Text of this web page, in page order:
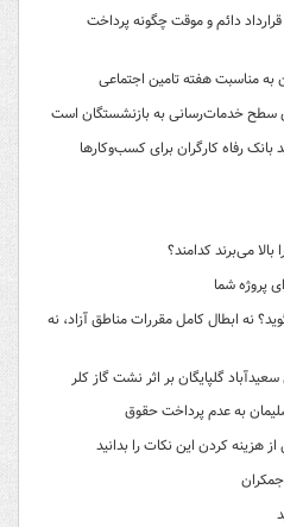
دائم و موقت چگونه پرداخت
به مناسبت هفته تامین اجتماعی
سطح خدمات‌رسانی به بازنشستگان است
رفاه کارگران برای کسب‌وکارها
می‌برند کدامند؟
پروژه شما
نه ابطال کامل مقررات مناطق آزاد، نه
به عدم پرداخت حقوق
هزینه کردن این نکات را بدانید